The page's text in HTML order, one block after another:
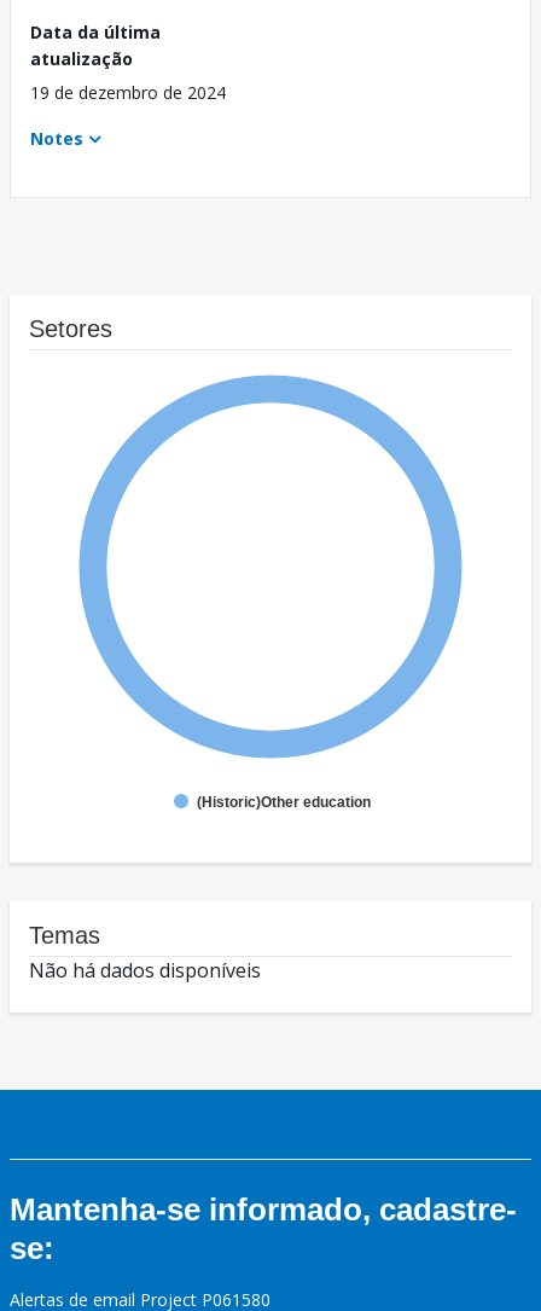
Data da última
atualização
19 de dezembro de 2024
Notes
Setores
(Historic)Other education
Temas
Não há dados disponíveis
Mantenha-se informado, cadastre-
se:
Alertas de email Project P061580